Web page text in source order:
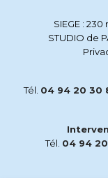
SIEGE :
STUDIO de
Tél. 04 94 20 30
Tél. 04 94